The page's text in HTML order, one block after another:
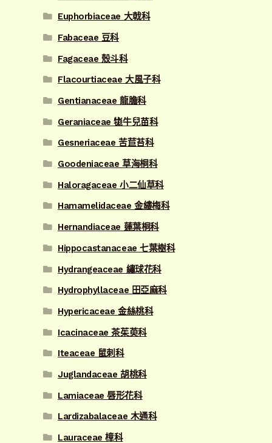
Euphorbiaceae 大戟科
Fabaceae 豆科
Fagaceae 殼斗科
Flacourtiaceae 大風子科
Gentianaceae 龍膽科
Geraniaceae 牻牛兒苗科
Gesneriaceae 苦苣苔科
Goodeniaceae 草海桐科
Haloragaceae 小二仙草科
Hamamelidaceae 金縷梅科
Hernandiaceae 蓮葉桐科
Hippocastanaceae 七葉樹科
Hydrangeaceae 繡球花科
Hydrophyllaceae 田亞麻科
Hypericaceae 金絲桃科
Icacinaceae 茶茱萸科
Iteaceae 鼠刺科
Juglandaceae 胡桃科
Lamiaceae 唇形花科
Lardizabalaceae 木通科
Lauraceae 樟科